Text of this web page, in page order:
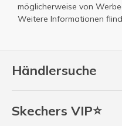
Händlersuche
Skechers VIP⭐
möglicherweise von
Weitere Informationen